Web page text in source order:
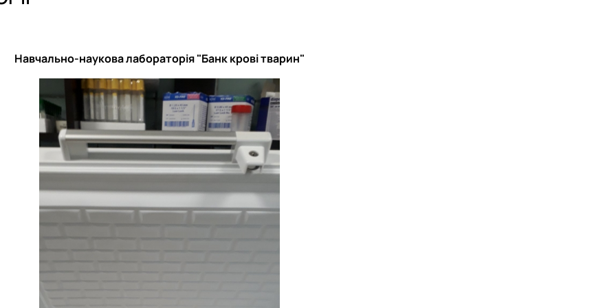
План роботи та звіти
План роботи та звіти
Навчально-наукова лабораторія "Банк крові тварин"